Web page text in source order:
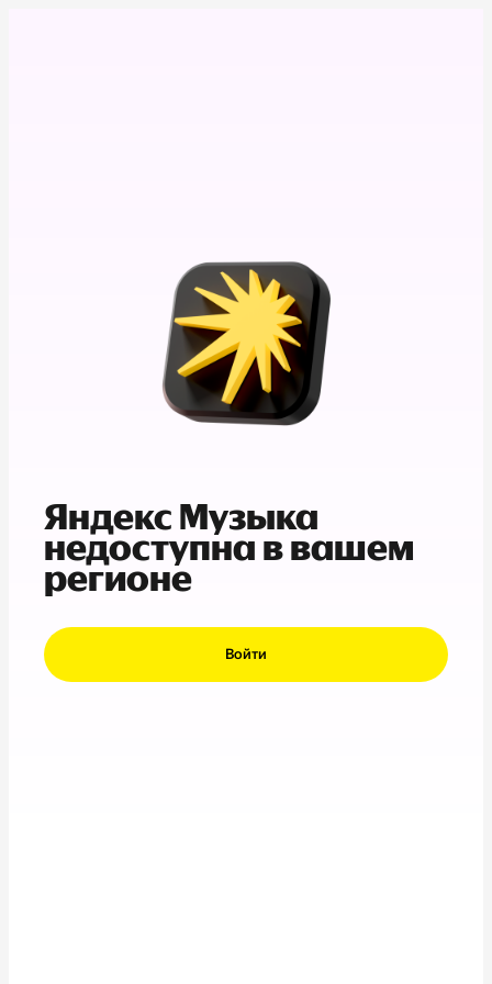
Яндекс Музыка
недоступна в вашем
регионе
Войти